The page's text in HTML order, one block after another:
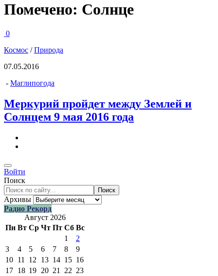
Помечено: Солнце
0
Космос /Природа
07.05.2016
- Маглипогода
Меркурий пройдет между Землей и
Солнцем 9 мая 2016 года
Войти
Поиск
Поиск
Архивы
Радио Рекорд
Август 2026
Пн Вт Ср Чт Пт Сб Вс
1
2
3
4 5 6 7 8
9
10 11 12 13 14 15 16
17 18 19 20 21 22 23